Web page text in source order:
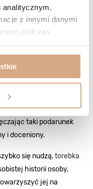
analitycznym.
z innymi danymi
podczas
wkroczenia w
obdarowanej
Poza tym, skórzana
z okazji imienin lub
taki podarunek
i doceniony.
się nudzą,torebka
historii osoby,
jej na